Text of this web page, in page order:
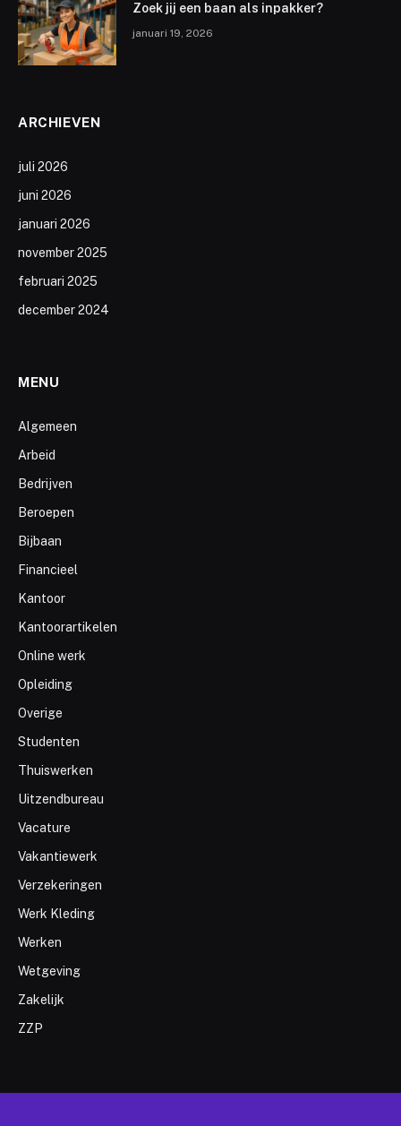
Zoek jij een baan als inpakker?
januari 19, 2026
ARCHIEVEN
juli 2026
juni 2026
januari 2026
november 2025
februari 2025
december 2024
MENU
Algemeen
Arbeid
Bedrijven
Beroepen
Bijbaan
Financieel
Kantoor
Kantoorartikelen
Online werk
Opleiding
Overige
Studenten
Thuiswerken
Uitzendbureau
Vacature
Vakantiewerk
Verzekeringen
Werk Kleding
Werken
Wetgeving
Zakelijk
ZZP